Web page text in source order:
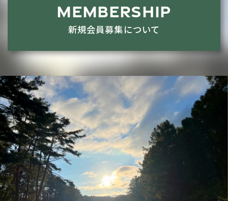
MEMBERSHIP
新規会員募集について